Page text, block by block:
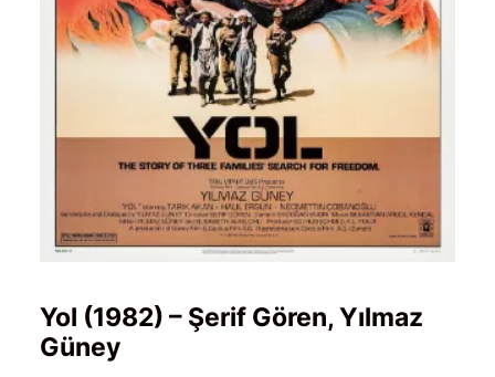
Yol (1982) – Şerif Gören, Yılmaz
Güney